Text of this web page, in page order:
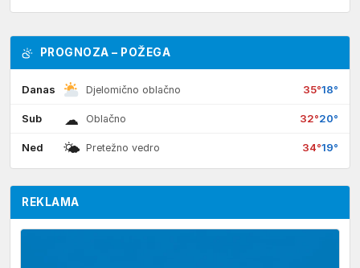
PROGNOZA – POŽEGA
Danas Djelomično oblačno 35°18°
Sub ☁ Oblačno 32°20°
Ned 🌤 Pretežno vedro 34°19°
REKLAMA